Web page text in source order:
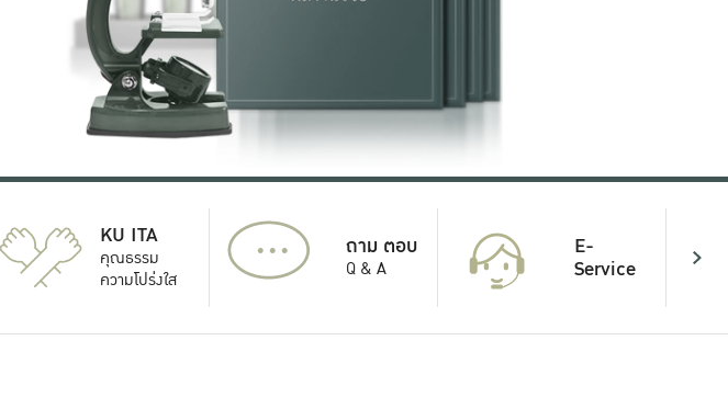
KU ITA
คุณธรรม
ความโปร่งใส
... ถาม ตอบ
Q & A
E-
Service